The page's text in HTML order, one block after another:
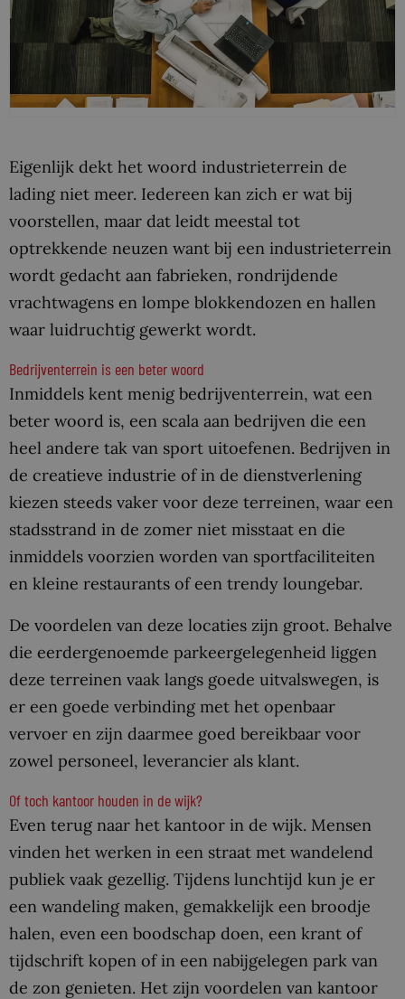
Eigenlijk dekt het woord industrieterrein de
lading niet meer. Iedereen kan zich er wat bij
voorstellen, maar dat leidt meestal tot
optrekkende neuzen want bij een industrieterrein
wordt gedacht aan fabrieken, rondrijdende
vrachtwagens en lompe blokkendozen en hallen
waar luidruchtig gewerkt wordt.
Bedrijventerrein is een beter woord
Inmiddels kent menig bedrijventerrein, wat een
beter woord is, een scala aan bedrijven die een
heel andere tak van sport uitoefenen. Bedrijven in
de creatieve industrie of in de dienstverlening
kiezen steeds vaker voor deze terreinen, waar een
stadsstrand in de zomer niet misstaat en die
inmiddels voorzien worden van sportfaciliteiten
en kleine restaurants of een trendy loungebar.
De voordelen van deze locaties zijn groot. Behalve
die eerdergenoemde parkeergelegenheid liggen
deze terreinen vaak langs goede uitvalswegen, is
er een goede verbinding met het openbaar
vervoer en zijn daarmee goed bereikbaar voor
zowel personeel, leverancier als klant.
Of toch kantoor houden in de wijk?
Even terug naar het kantoor in de wijk. Mensen
vinden het werken in een straat met wandelend
publiek vaak gezellig. Tijdens lunchtijd kun je er
een wandeling maken, gemakkelijk een broodje
halen, even een boodschap doen, een krant of
tijdschrift kopen of in een nabijgelegen park van
de zon genieten. Het zijn voordelen van kantoor